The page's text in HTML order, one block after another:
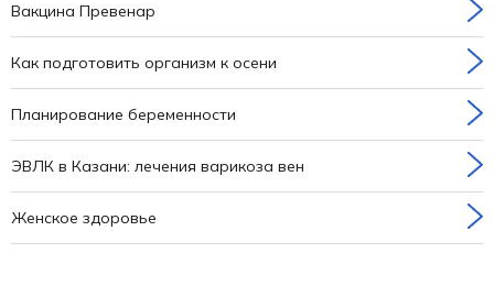
Вакцина Превенар
Как подготовить организм к осени
Планирование беременности
ЭВЛК в Казани: лечения варикоза вен
Женское здоровье